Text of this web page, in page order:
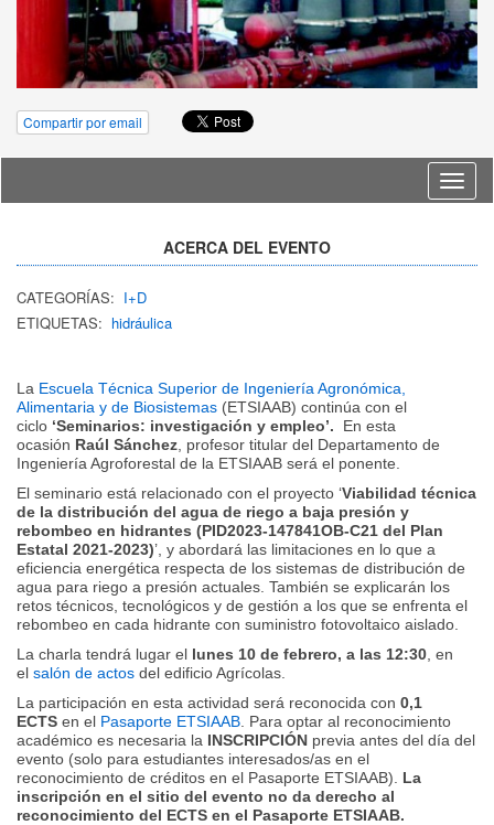
Compartir por email
Idioma
ACERCA DEL EVENTO
CATEGORÍAS: I+D
ETIQUETAS: hidráulica
La Escuela Técnica Superior de Ingeniería Agronómica,
Alimentaria y de Biosistemas (ETSIAAB) continúa con el
ciclo ‘Seminarios: investigación y empleo’. En esta
ocasión Raúl Sánchez , profesor titular del Departamento de
Ingeniería Agroforestal de la ETSIAAB será el ponente.
El seminario está relacionado con el proyecto ‘Viabilidad técnica
de la distribución del agua de riego a baja presión y
rebombeo en hidrantes (PID2023-147841OB-C21 del Plan
Estatal 2021-2023)’, y abordará las limitaciones en lo que a
eficiencia energética respecta de los sistemas de distribución de
agua para riego a presión actuales. También se explicarán los
retos técnicos, tecnológicos y de gestión a los que se enfrenta el
rebombeo en cada hidrante con suministro fotovoltaico aislado.
La charla tendrá lugar el lunes 10 de febrero, a las 12:30 , en
el salón de actos del edificio Agrícolas.
La participación en esta actividad será reconocida con 0,1
ECTS en el Pasaporte ETSIAAB . Para optar al reconocimiento
académico es necesaria la INSCRIPCIÓN previa antes del día del
evento (solo para estudiantes interesados/as en el
reconocimiento de créditos en el Pasaporte ETSIAAB). La
inscripción en el sitio del evento no da derecho al
reconocimiento del ECTS en el Pasaporte ETSIAAB.